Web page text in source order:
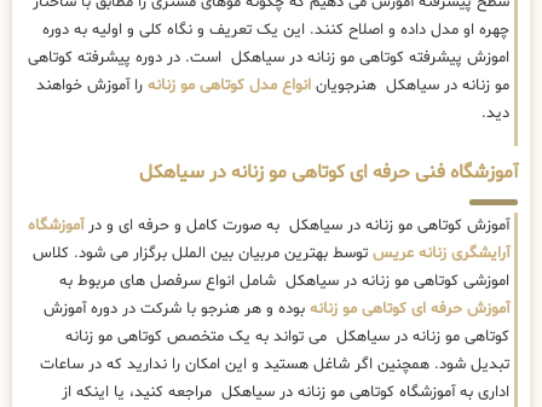
چهره او مدل داده و اصلاح کنند. این یک تعریف و نگاه کلی و اولیه به دوره
اموزش پیشرفته کوتاهی مو زنانه در سیاهکل است. در دوره پیشرفته کوتاهی
مو زنانه در سیاهکل هنرجویان انواع مدل کوتاهی مو زنانه را آموزش خواهند
دید.
آموزشگاه فنی حرفه ای کوتاهی مو زنانه در سیاهکل
آموزش کوتاهی مو زنانه در سیاهکل به صورت کامل و حرفه ای و درآموزشگاه
آرایشگری زنانه عریس توسط بهترین مربیان بین الملل برگزار می شود. کلاس
اموزشی کوتاهی مو زنانه در سیاهکل شامل انواع سرفصل های مربوط به
آموزش حرفه ای کوتاهی مو زنانه بوده و هر هنرجو با شرکت در دوره آموزش
کوتاهی مو زنانه در سیاهکل می تواند به یک متخصص کوتاهی مو زنانه
تبدیل شود. همچنین اگر شاغل هستید و این امکان را ندارید که در ساعات
اداری به آموزشگاه کوتاهی مو زنانه در سیاهکل مراجعه کنید، یا اینکه از